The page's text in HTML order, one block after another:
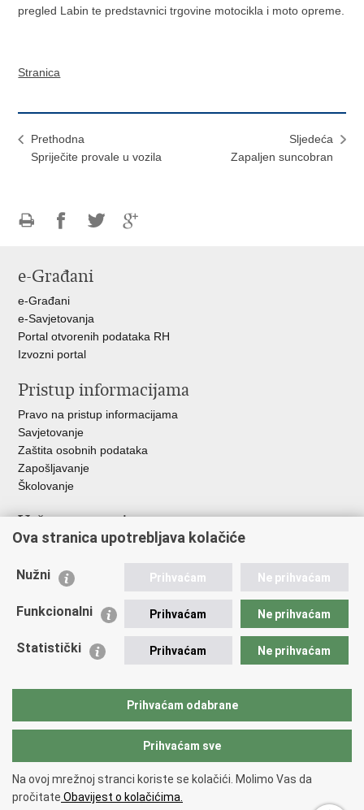
pregled Labin te predstavnici trgovine motocikla i moto opreme.
Stranica
Prethodna
Spriječite provale u vozila
Sljedeća
Zapaljen suncobran
FacebookuTwitteru
e-Građani
e-Građani
e-Savjetovanja
Portal otvorenih podataka RH
Izvozni portal
Pristup informacijama
Pravo na pristup informacijama
Savjetovanje
Zaštita osobnih podataka
Zapošljavanje
Školovanje
Važne poveznice
Ministarstvo unutarnjih poslova
Udruge
Policijska akademija
Zaklada policijske solidarnosti
Vučetić"
Copyright © 2026 Policijska uprava istarska.
pristupačnosti.
Ova stranica upotrebljava kolačiće
Nužni Prihvaćam Ne prihvaćam
Funkcionalni Prihvaćam Ne prihvaćam
Statistički Prihvaćam Ne prihvaćam
Prihvaćam odabrane
Prihvaćam sve
Na ovoj mrežnoj stranci koriste se kolačići. Molimo Vas da
pročitate Obavijest o kolačićima.